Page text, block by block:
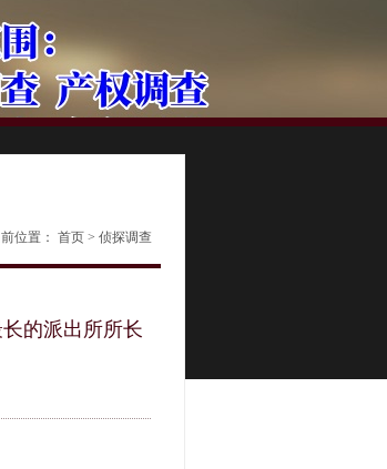
前位置：首页 >侦探调查
的派出所所长